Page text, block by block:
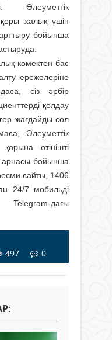
Әлеуметтік
халық үшін
арттыру бойынша
көмектен бас
ережелеріне
сіз әрбір
қолдау
жағдайды сол
Әлеуметтік
өтінішті
арнасы бойынша
сайты, 1406
24/7 мобильді
дағы
497 0